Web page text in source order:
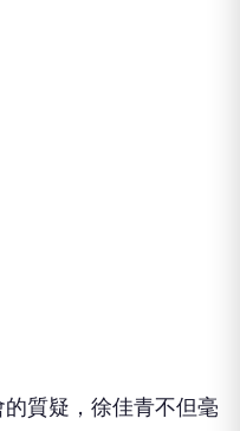
質疑，徐佳青不但毫